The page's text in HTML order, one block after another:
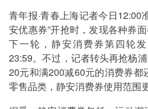
青年报·青春上海记者今日12:00
安优惠券”开抢时，发现各种券
下一轮，静安消费券第四轮
23:59。不过，记者转头再抢杨
20元和满200减60元的消费券都
零售品类，静安消费券使用范围